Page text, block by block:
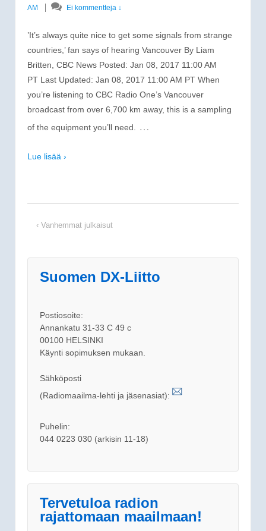
AM
Ei kommentteja ↓
’It’s always quite nice to get some signals from strange
countries,’ fan says of hearing Vancouver By Liam
Britten, CBC News Posted: Jan 08, 2017 11:00 AM
PT Last Updated: Jan 08, 2017 11:00 AM PT When
you’re listening to CBC Radio One’s Vancouver
broadcast from over 6,700 km away, this is a sampling
of the equipment you’ll need.
…
Lue lisää ›
‹ Vanhemmat julkaisut
Suomen DX-Liitto
Postiosoite:
Annankatu 31-33 C 49 c
00100 HELSINKI
Käynti sopimuksen mukaan.
Sähköposti
(Radiomaailma-lehti ja jäsenasiat):
Puhelin:
044 0223 030 (arkisin 11-18)
Tervetuloa radion
rajattomaan maailmaan!